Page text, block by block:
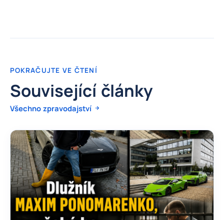
POKRAČUJTE VE ČTENÍ
Související články
Všechno zpravodajství